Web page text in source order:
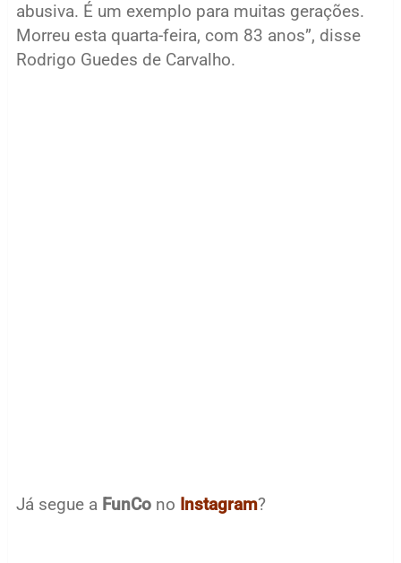
abusiva. É um exemplo para muitas gerações.
Morreu esta quarta-feira, com 83 anos”, disse
Rodrigo Guedes de Carvalho.
Já segue a FunCono Instagram?